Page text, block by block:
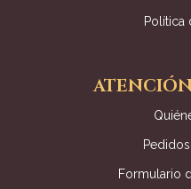
Política
Formulario